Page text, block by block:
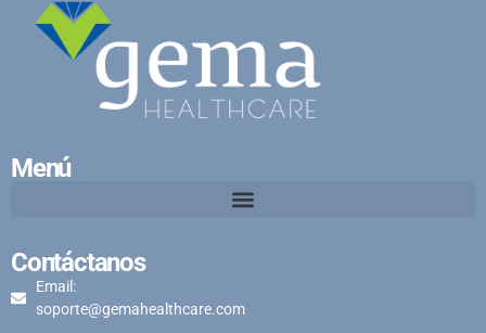
Menú
Contáctanos
Email:
soporte@gemahealthcare.com